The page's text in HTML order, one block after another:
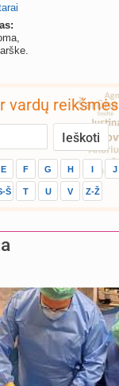
vardų reikšmės
E F G H I J
Š T U V Z-Ž